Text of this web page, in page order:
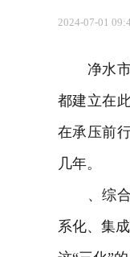
2024-07-01
净水市
都建立在
在承压前
几年。
、综合
系化、集